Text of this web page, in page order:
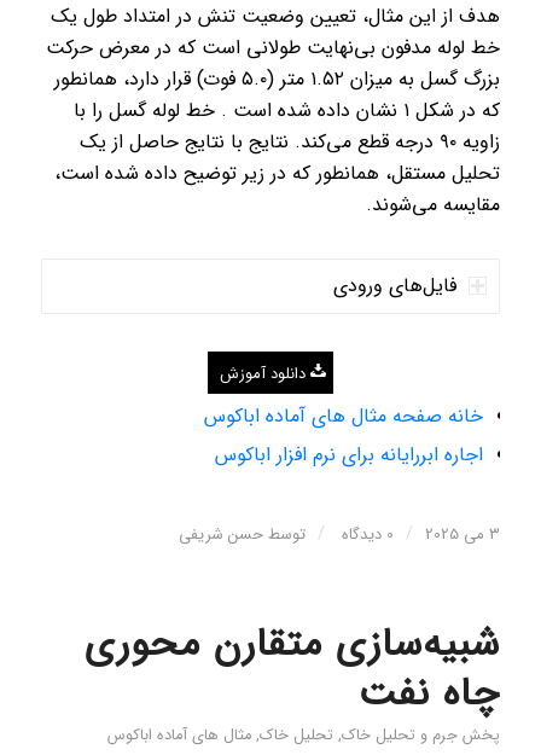
هدف از این مثال، تعیین وضعیت تنش در امتداد طول یک
خط لوله مدفون بی‌نهایت طولانی است که در معرض حرکت
بزرگ گسل به میزان ۱.۵۲ متر (۵.۰ فوت) قرار دارد، همانطور
که در شکل ۱ نشان داده شده است . خط لوله گسل را با
زاویه ۹۰ درجه قطع می‌کند. نتایج با نتایج حاصل از یک
تحلیل مستقل، همانطور که در زیر توضیح داده شده است،
مقایسه می‌شوند.
فایل‌های ورودی
دانلود آموزش
خانه صفحه مثال های آماده اباکوس
اجاره ابررایانه برای نرم افزار اباکوس
3 می 2025 / 0 دیدگاه / توسطحسن شریفی
شبیه‌سازی متقارن محوری
چاه نفت
پخش جرم و تحلیل خاک, تحلیل خاک, مثال های آماده اباکوس